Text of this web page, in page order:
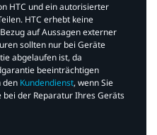
HTC und ein autorisierter
HTC erhebt keine
auf Aussagen externer
sollten nur bei Geräte
abgelaufen ist, da
beeinträchtigen
den Kundendienst, wenn Sie
der Reparatur Ihres Geräts